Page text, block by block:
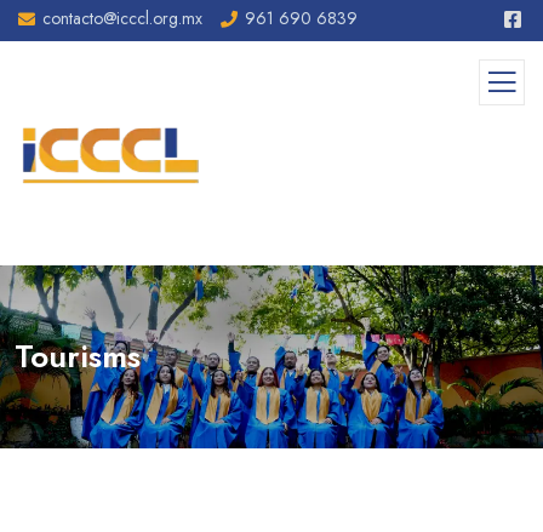
contacto@icccl.org.mx 961 690 6839
Tourisms